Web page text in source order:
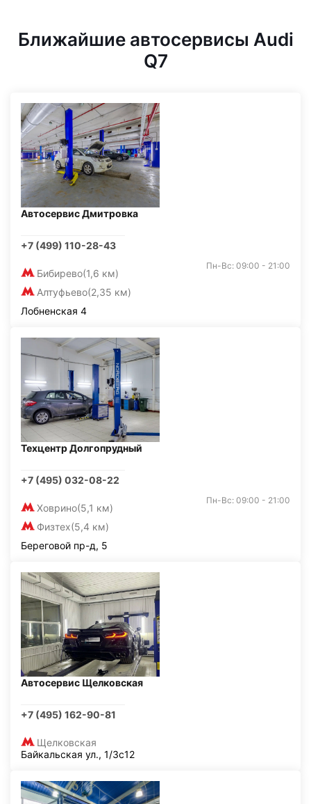
Ближайшие автосервисы Audi
Q7
Автосервис Дмитровка
+7 (499) 110-28-43
Бибирево(1,6 км)
Алтуфьево(2,35 км)
Пн-Вс: 09:00 - 21:00
Лобненская 4
Техцентр Долгопрудный
+7 (495) 032-08-22
Ховрино(5,1 км)
Физтех(5,4 км)
Пн-Вс: 09:00 - 21:00
Береговой пр-д, 5
Автосервис Щелковская
+7 (495) 162-90-81
Щелковская
Байкальская ул., 1/3с12